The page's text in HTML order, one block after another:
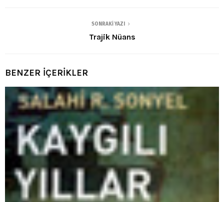
SONRAKI YAZI
Trajik Nüans
BENZER İÇERİKLER